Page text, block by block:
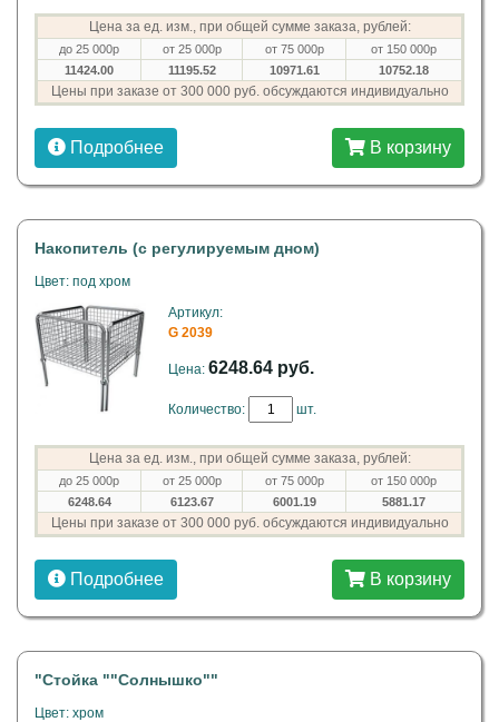
Цена за ед. изм., при общей сумме заказа, рублей:
до 25 000р от 25 000р от 75 000р
от 150 000р
11424.00
11195.52 10971.61 10752.18
Цены при заказе от 300 000 руб. обсуждаются индивидуально
Подробнее В корзину
Накопитель (с регулируемым дном)
Цвет: под хром
Артикул:
G 2039
Цена: 6248.64 руб.
Количество: шт.
Цена за ед. изм., при общей сумме заказа, рублей:
до 25 000р от 25 000р от 75 000р
от 150 000р
6248.64
6123.67 6001.19 5881.17
Цены при заказе от 300 000 руб. обсуждаются индивидуально
Подробнее В корзину
"Стойка ""Солнышко""
Цвет: хром